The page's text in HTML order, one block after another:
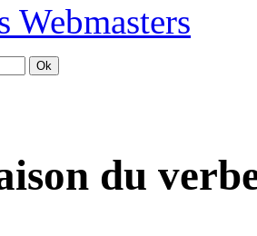
Webmasters
du